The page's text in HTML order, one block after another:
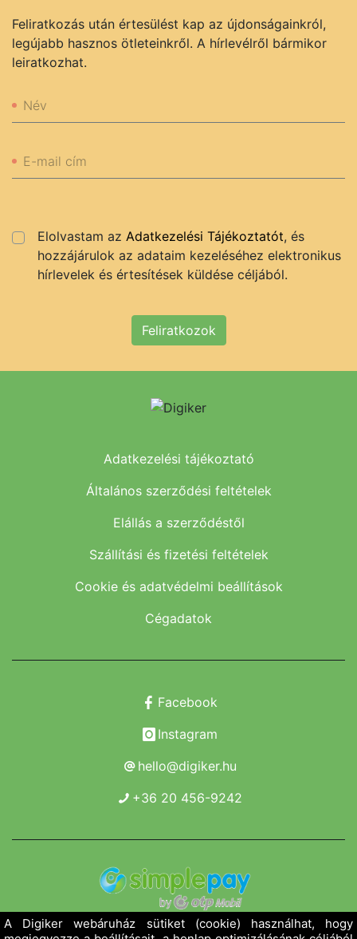
Feliratkozás után értesülést kap az újdonságainkról,
legújabb hasznos ötleteinkről. A hírlevélről bármikor
leiratkozhat.
Név
E-mail cím
Elolvastam az Adatkezelési Tájékoztatót, és
hozzájárulok az adataim kezeléséhez elektronikus
hírlevelek és értesítések küldése céljából.
Feliratkozok
Adatkezelési tájékoztató
Általános szerződési feltételek
Elállás a szerződéstől
Szállítási és fizetési feltételek
Cookie és adatvédelmi beállítások
Cégadatok
Facebook
Instagram
hello@digiker.hu
+36 20 456-9242